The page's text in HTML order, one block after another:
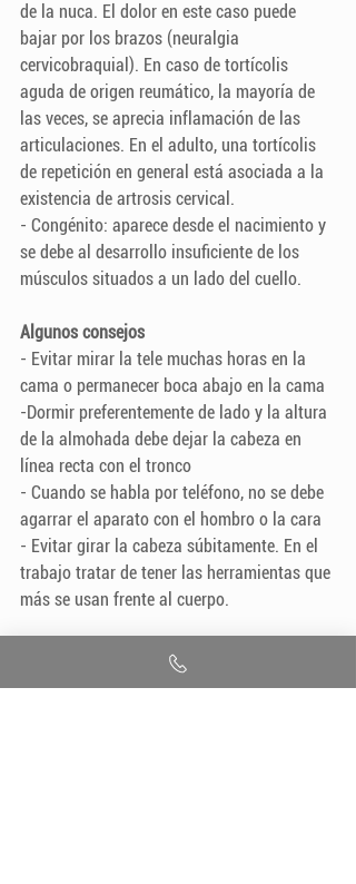
de la nuca. El dolor en este caso puede
bajar por los brazos (neuralgia
cervicobraquial). En caso de tortícolis
aguda de origen reumático, la mayoría de
las veces, se aprecia inflamación de las
articulaciones. En el adulto, una tortícolis
de repetición en general está asociada a la
existencia de artrosis cervical.
- Congénito: aparece desde el nacimiento y
se debe al desarrollo insuficiente de los
músculos situados a un lado del cuello.
Algunos consejos
- Evitar mirar la tele muchas horas en la
cama o permanecer boca abajo en la cama
-Dormir preferentemente de lado y la altura
de la almohada debe dejar la cabeza en
línea recta con el tronco
- Cuando se habla por teléfono, no se debe
agarrar el aparato con el hombro o la cara
- Evitar girar la cabeza súbitamente. En el
trabajo tratar de tener las herramientas que
más se usan frente al cuerpo.